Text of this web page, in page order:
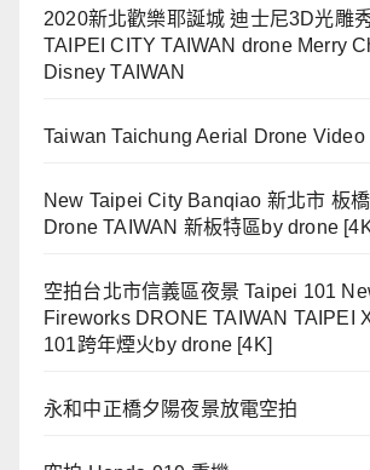
2020新北歡樂耶誕城 迪士尼3D光雕
TAIPEI CITY TAIWAN drone Merry
Disney TAIWAN
Taiwan Taichung Aerial Drone Video
New Taipei City Banqiao 新北市 板
Drone TAIWAN 新板特區by drone
空拍台北市信義區夜景 Taipei 101
Fireworks DRONE TAIWAN TAIPEI
101跨年煙火by drone [4K]
永和中正橋夕陽夜景放電空拍